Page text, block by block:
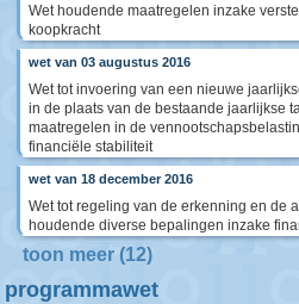
Wet houdende maatregelen inzake
koopkracht
wet van 03 augustus 2016
Wet tot invoering van een nieuwe
in de plaats van de bestaande jaarlijkse
maatregelen in de
financiële stabiliteit
wet van 18 december 2016
Wet tot regeling van de erkenning en de
houdende diverse bepalingen inzake
toon meer (12)
programmawet